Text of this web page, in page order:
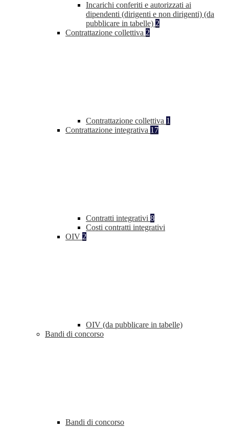
Incarichi conferiti e autorizzati ai
dipendenti (dirigenti e non dirigenti) (da
pubblicare in tabelle) 2
Contrattazione collettiva 2
Contrattazione collettiva 1
Contrattazione integrativa 17
Contratti integrativi 8
Costi contratti integrativi
OIV 2
OIV (da pubblicare in tabelle)
Bandi di concorso
Bandi di concorso